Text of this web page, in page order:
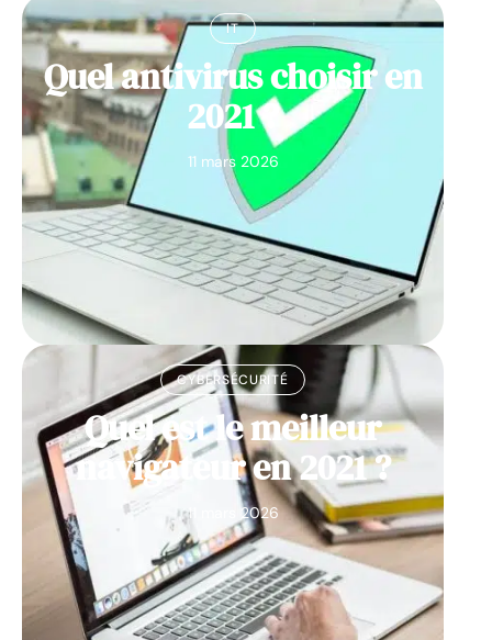
IT
Quel antivirus choisir en
2021 ?
11 mars 2026
CYBERSÉCURITÉ
Quel est le meilleur
navigateur en 2021 ?
11 mars 2026